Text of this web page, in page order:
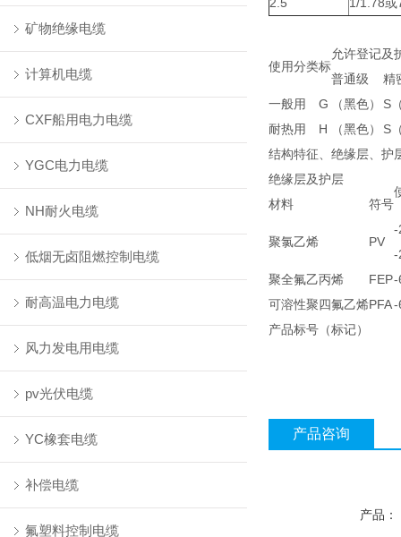
矿物绝缘电缆
计算机电缆
CXF船用电力电缆
YGC电力电缆
NH耐火电缆
低烟无卤阻燃控制电缆
耐高温电力电缆
风力发电用电缆
pv光伏电缆
YC橡套电缆
补偿电缆
氟塑料控制电缆
使用分类标
允许登记及
普通级
精
一般用
G （黑色）
S
耐热用
H （黑色）
S
结构特征、绝缘层、护
绝缘层及护层
材料
符号
聚氯乙烯 PV
-
-
聚全氟乙丙烯
FEP-
可溶性聚四氟乙烯PFA-
产品标号（标记）
产品咨询
产品：